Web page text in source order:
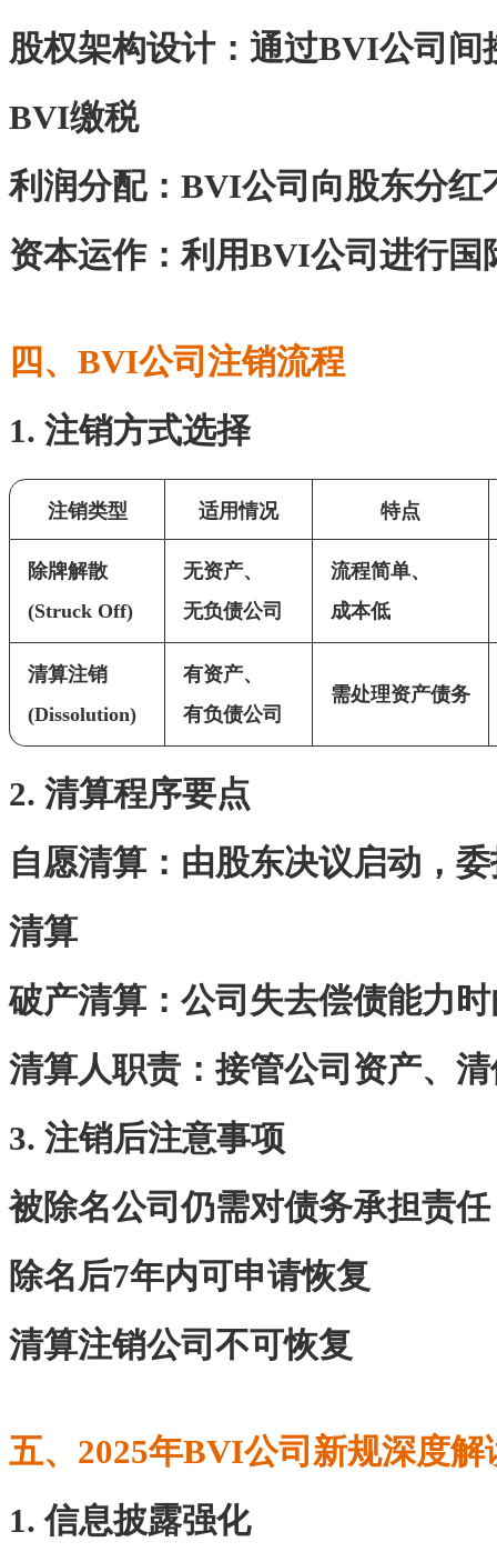
股权架构设计‌：通过BVI公司间
BVI缴税
利润分配‌：BVI公司向股东分红
资本运作‌：利用BVI公司进行国
四、BVI公司注销流程
1. 注销方式选择
注销类型 适用情况 特点
除牌解散
(Struck Off)
无资产、
无负债公司
流程简单、
成本低
清算注销
(Dissolution)
有资产、
有负债公司
需处理资产债务
2. 清算程序要点
自愿清算‌：由股东决议启动，
清算
破产清算‌：公司失去偿债能力
清算人职责‌：接管公司资产、
3. 注销后注意事项
被除名公司仍需对债务承担责任
除名后7年内可申请恢复
清算注销公司不可恢复
五、2025年BVI公司新规深度解
1. 信息披露强化